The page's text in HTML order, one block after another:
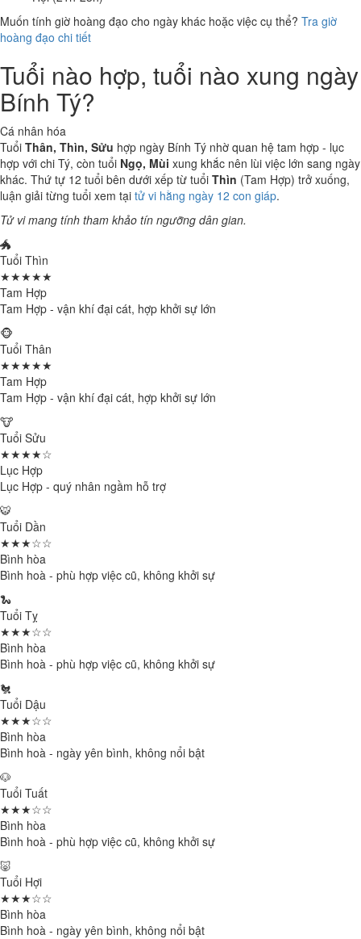
Muốn tính giờ hoàng đạo cho ngày khác hoặc việc cụ thể? Tra giờ
hoàng đạo chi tiết
Tuổi nào hợp, tuổi nào xung ngày
Bính Tý?
Cá nhân hóa
Tuổi Thân, Thìn, Sửu hợp ngày Bính Tý nhờ quan hệ tam hợp - lục
hợp với chi Tý, còn tuổi Ngọ, Mùi xung khắc nên lùi việc lớn sang ngày
khác. Thứ tự 12 tuổi bên dưới xếp từ tuổi Thìn (Tam Hợp) trở xuống,
luận giải từng tuổi xem tại tử vi hằng ngày 12 con giáp.
Tử vi mang tính tham khảo tín ngưỡng dân gian.
🐲
Tuổi Thìn
★★★★★
Tam Hợp
Tam Hợp - vận khí đại cát, hợp khởi sự lớn
🐵
Tuổi Thân
★★★★★
Tam Hợp
Tam Hợp - vận khí đại cát, hợp khởi sự lớn
🐮
Tuổi Sửu
★★★★☆
Lục Hợp
Lục Hợp - quý nhân ngầm hỗ trợ
🐯
Tuổi Dần
★★★☆☆
Bình hòa
Bình hoà - phù hợp việc cũ, không khởi sự
🐍
Tuổi Tỵ
★★★☆☆
Bình hòa
Bình hoà - phù hợp việc cũ, không khởi sự
🐔
Tuổi Dậu
★★★☆☆
Bình hòa
Bình hoà - ngày yên bình, không nổi bật
🐶
Tuổi Tuất
★★★☆☆
Bình hòa
Bình hoà - phù hợp việc cũ, không khởi sự
🐷
Tuổi Hợi
★★★☆☆
Bình hòa
Bình hoà - ngày yên bình, không nổi bật